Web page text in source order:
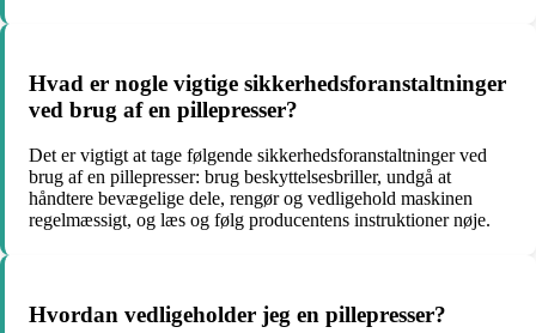
Hvad er nogle vigtige sikkerhedsforanstaltninger
ved brug af en pillepresser?
Det er vigtigt at tage følgende sikkerhedsforanstaltninger ved
brug af en pillepresser: brug beskyttelsesbriller, undgå at
håndtere bevægelige dele, rengør og vedligehold maskinen
regelmæssigt, og læs og følg producentens instruktioner nøje.
Hvordan vedligeholder jeg en pillepresser?